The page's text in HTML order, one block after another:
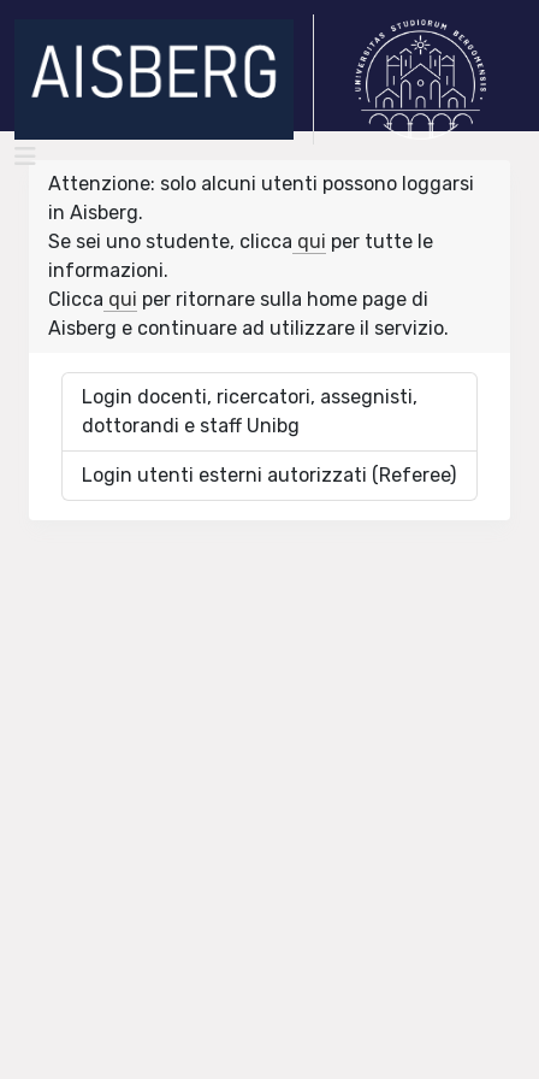
Attenzione: solo alcuni utenti possono loggarsi
in Aisberg.
Se sei uno studente, clicca qui per tutte le
informazioni.
Clicca qui per ritornare sulla home page di
Aisberg e continuare ad utilizzare il servizio.
Login docenti, ricercatori, assegnisti,
dottorandi e staff Unibg
Login utenti esterni autorizzati (Referee)